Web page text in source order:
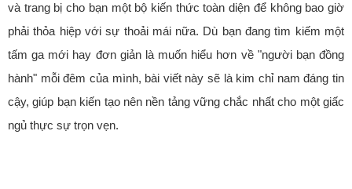
và trang bị cho bạn một bộ kiến thức toàn diện để không bao giờ
phải thỏa hiệp với sự thoải mái nữa. Dù bạn đang tìm kiếm một
tấm ga mới hay đơn giản là muốn hiểu hơn về "người bạn đồng
hành" mỗi đêm của mình, bài viết này sẽ là kim chỉ nam đáng tin
cậy, giúp bạn kiến tạo nên nền tảng vững chắc nhất cho một giấc
ngủ thực sự trọn vẹn.